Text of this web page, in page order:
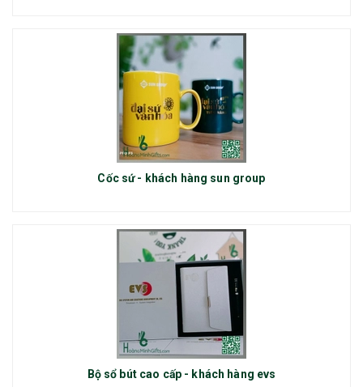
Cốc sứ - khách hàng sun group
Bộ sổ bút cao cấp - khách hàng evs